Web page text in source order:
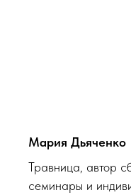
Мария Дьяченко
Травница, автор
семинары и